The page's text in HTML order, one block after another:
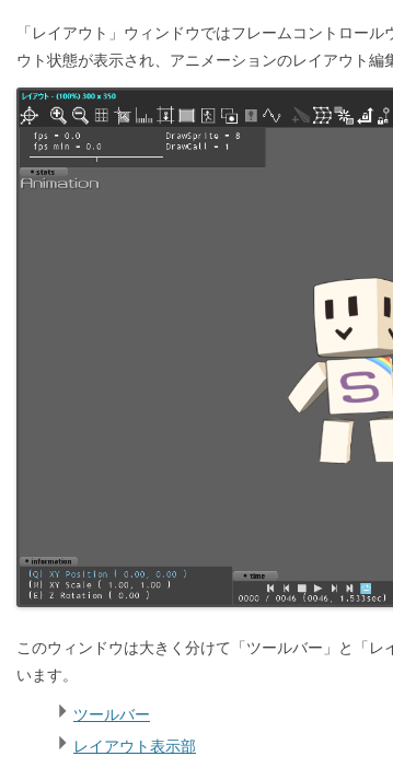
「レイアウト」ウィンドウではフレームコントロー
ウト状態が表示され、アニメーションのレイアウト編
このウィンドウは大きく分けて「ツールバー」と「
います。
ツールバー
レイアウト表示部